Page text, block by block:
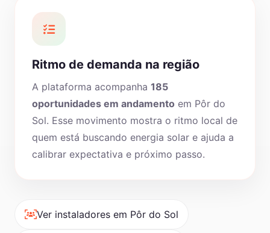
Ritmo de demanda na região
A plataforma acompanha 185
oportunidades em andamento em Pôr do
Sol. Esse movimento mostra o ritmo local de
quem está buscando energia solar e ajuda a
calibrar expectativa e próximo passo.
Ver instaladores em Pôr do Sol